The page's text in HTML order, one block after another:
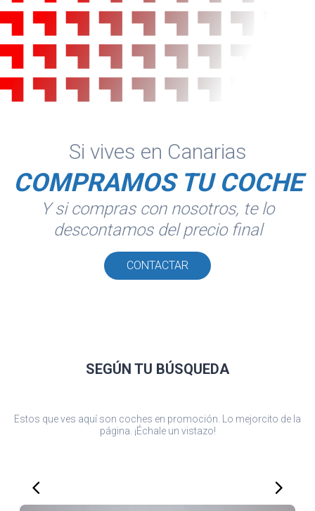
Si vives en Canarias
COMPRAMOS TU COCHE
Y si compras con nosotros, te lo
descontamos del precio final
CONTACTAR
SEGÚN TU BÚSQUEDA
Estos que ves aquí son coches en promoción. Lo mejorcito de la
página. ¡Échale un vistazo!